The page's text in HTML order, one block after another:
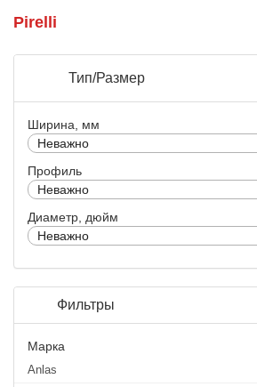
Pirelli
Тип/Размер
Ширина, мм
Неважно
Профиль
Неважно
Диаметр, дюйм
Неважно
Фильтры
Марка
Anlas